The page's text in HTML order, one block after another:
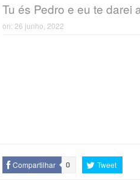
Tu és Pedro e eu te darei
on: 26 junho, 2022
Compartilhar 0 Tweet